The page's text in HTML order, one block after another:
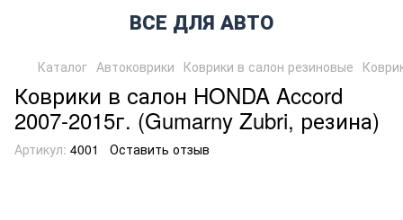
ВСЕ ДЛЯ АВТО
Каталог Автоковрики Коврики в салон резиновые
Коврики в салон HONDA Accord
2007-2015г. (Gumarny Zubri, резина)
Артикул: 4001 Оставить отзыв